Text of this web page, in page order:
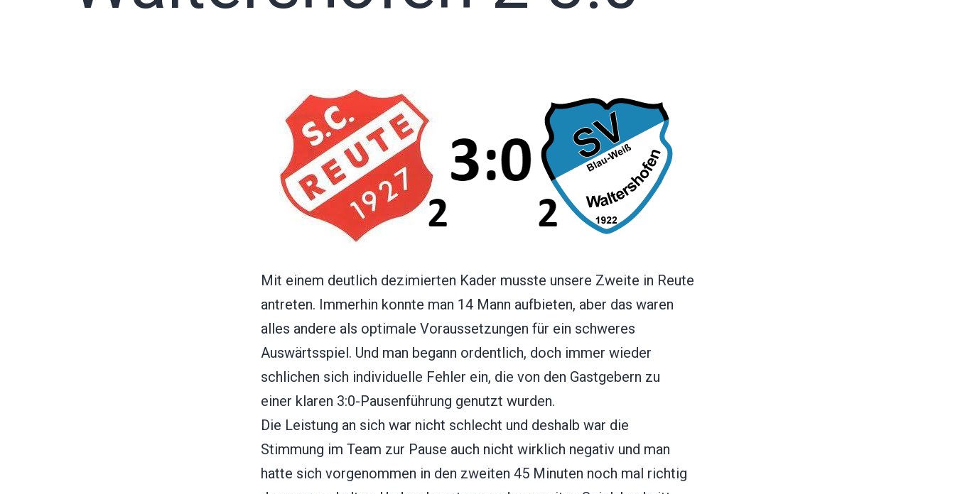
Mit einem deutlich dezimierten Kader musste unsere Zweite in Reute
antreten. Immerhin konnte man 14 Mann aufbieten, aber das waren
alles andere als optimale Voraussetzungen für ein schweres
Auswärtsspiel. Und man begann ordentlich, doch immer wieder
schlichen sich individuelle Fehler ein, die von den Gastgebern zu
einer klaren 3:0-Pausenführung genutzt wurden.
Die Leistung an sich war nicht schlecht und deshalb war die
Stimmung im Team zur Pause auch nicht wirklich negativ und man
hatte sich vorgenommen in den zweiten 45 Minuten noch mal richtig